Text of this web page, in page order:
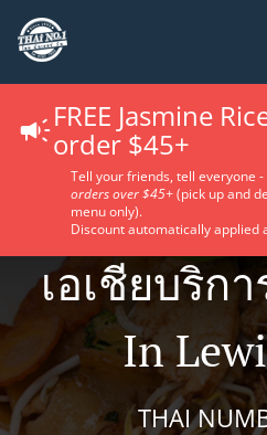
FREE Jasmine
order $45+
Tell your friends, tell everyone -
orders over $45+(pick up and
menu only).
Discount automatically applied
เอเชียบริก
In
THAI